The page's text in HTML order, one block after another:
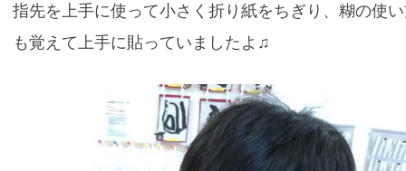
指先を上手に使って小さく折り紙をちぎり、糊の使
も覚えて上手に貼っていましたよ♫